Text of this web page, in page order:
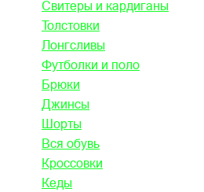
Свитеры и кардиганы
Толстовки
Лонгсливы
Футболки и поло
Брюки
Джинсы
Шорты
Вся обувь
Кроссовки
Кеды